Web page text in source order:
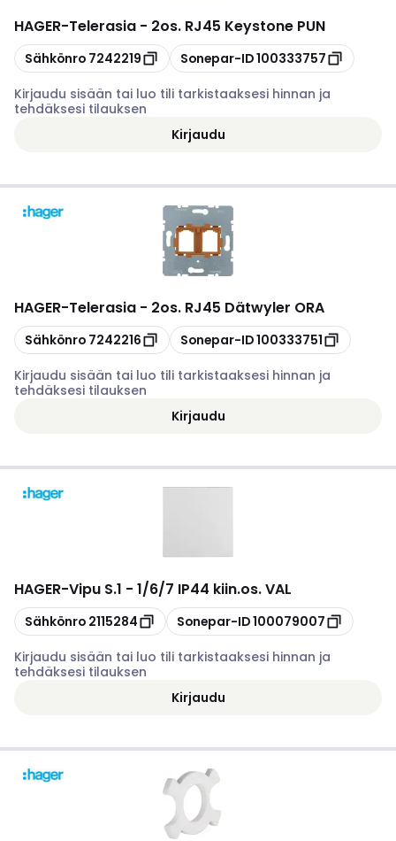
HAGER-Telerasia - 2os. RJ45 Keystone PUN
Kopioi
Sähkönro 7242219 Kopioi
Sonepar-ID100333757
Kirjaudu sisään tai luo tili tarkistaaksesi hinnan ja
tehdäksesi tilauksen
Kirjaudu
HAGER-Telerasia - 2os. RJ45 Dätwyler ORA
Kopioi
Sähkönro 7242216 Kopioi
Sonepar-ID100333751
Kirjaudu sisään tai luo tili tarkistaaksesi hinnan ja
tehdäksesi tilauksen
Kirjaudu
HAGER-Vipu S.1 - 1/6/7 IP44 kiin.os. VAL
Kopioi
Sähkönro 2115284 Kopioi
Sonepar-ID100079007
Kirjaudu sisään tai luo tili tarkistaaksesi hinnan ja
tehdäksesi tilauksen
Kirjaudu